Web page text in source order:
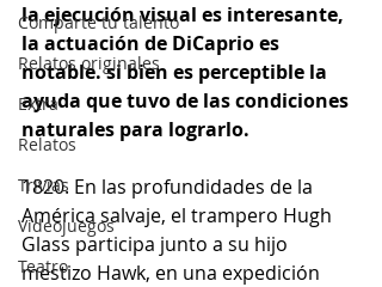
Comparte tu talento
Relatos originales
Extra
Relatos
Trivias
Videojuegos
Teatro
la ejecución visual es interesante,
la actuación de DiCaprio es
notable. si bien es perceptible la
ayuda que tuvo de las condiciones
naturales para lograrlo.
1820. En las profundidades de la
América salvaje, el trampero Hugh
Glass participa junto a su hijo
mestizo Hawk, en una expedición